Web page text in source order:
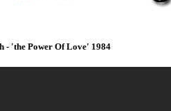
- 'the Power Of Love' 1984